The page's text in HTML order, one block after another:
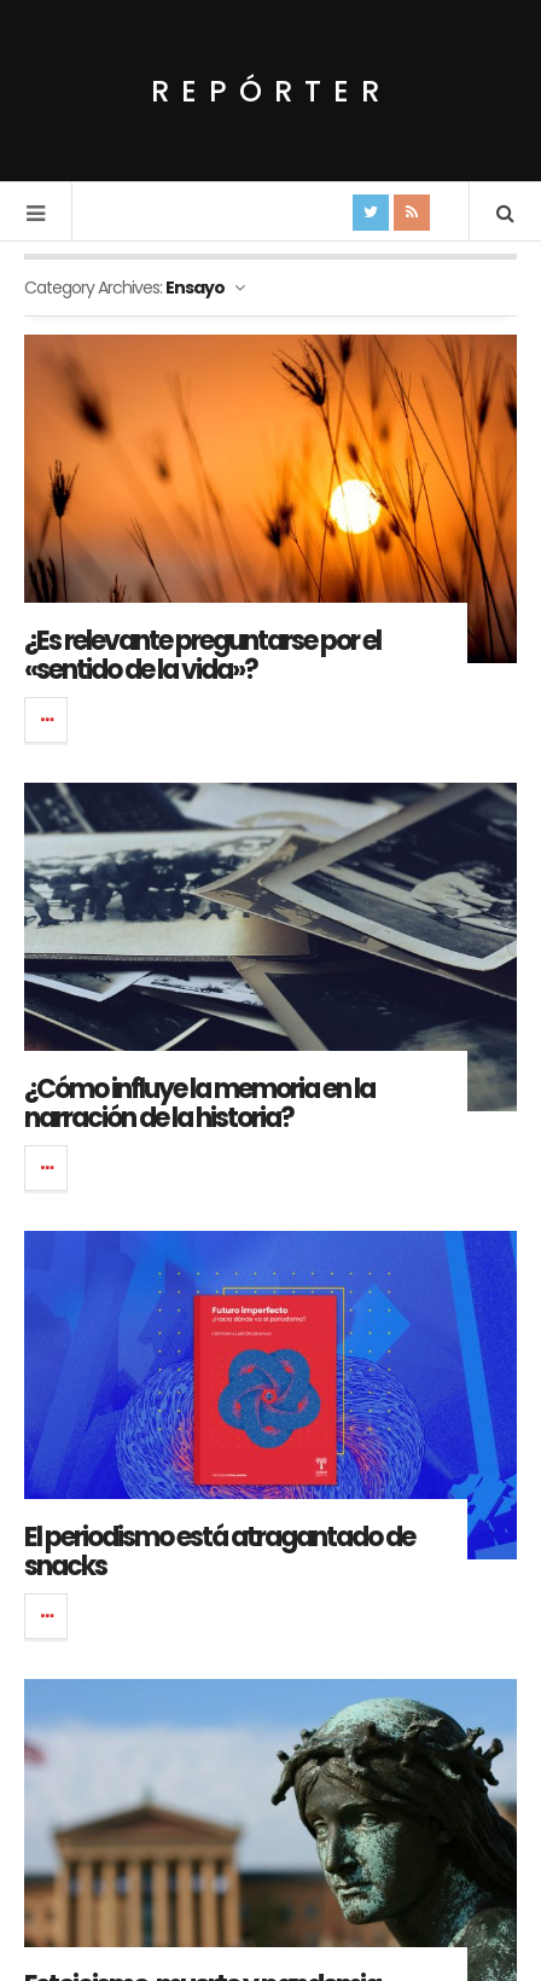
REPÓRTER
Category Archives: Ensayo
¿Es relevante preguntarse por el
«sentido de la vida»?
¿Cómo influye la memoria en la
narración de la historia?
El periodismo está atragantado de
snacks